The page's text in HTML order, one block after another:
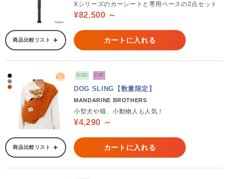
Xシリーズのカーシートと専用ベースの2点セット
¥82,500 ～
商品比較リスト カートに入れる
DOG CAT
DOG SLING【数量限定】
MANDARINE BROTHERS
小型犬や猫、小動物人も人気！
¥4,290 ～
商品比較リスト カートに入れる